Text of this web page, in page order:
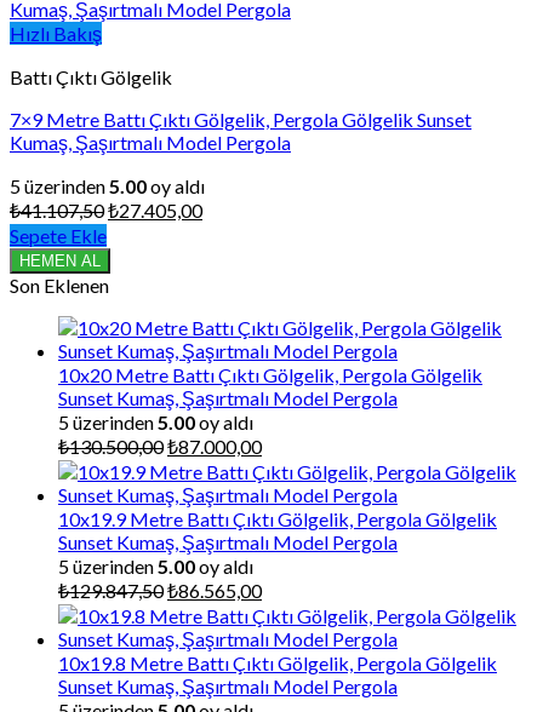
Hızlı Bakış
Battı Çıktı Gölgelik
7×9 Metre Battı Çıktı Gölgelik, Pergola Gölgelik Sunset
Kumaş, Şaşırtmalı Model Pergola
5 üzerinden5.00oy aldı
₺41.107,50Orijinal
₺41.107,50.
₺27.405,00Şu
Sepete Ekle
HEMEN AL
Son Eklenen
10x20 Metre Battı Çıktı Gölgelik, Pergola Gölgelik
Sunset Kumaş, Şaşırtmalı Model Pergola
5 üzerinden5.00oy aldı
₺130.500,00Orijinal
fiyat:
₺130.500,00.
₺87.000,00Şu
andaki
fiyat:
₺87.000,00.
10x19.9 Metre Battı Çıktı Gölgelik, Pergola Gölgelik
Sunset Kumaş, Şaşırtmalı Model Pergola
5 üzerinden5.00oy aldı
₺129.847,50Orijinal
fiyat:
₺129.847,50.
₺86.565,00Şu
andaki
fiyat:
₺86.565,00.
10x19.8 Metre Battı Çıktı Gölgelik, Pergola Gölgelik
Sunset Kumaş, Şaşırtmalı Model Pergola